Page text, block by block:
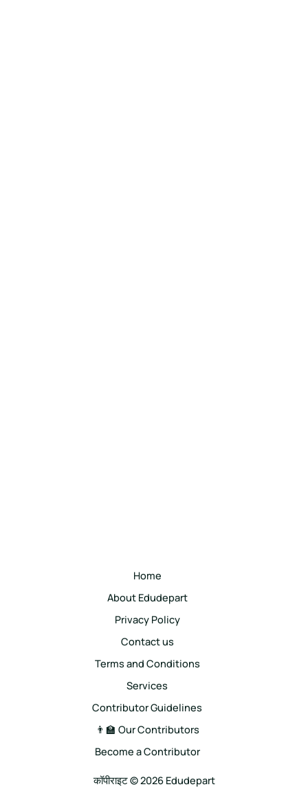
Home
About Edudepart
Privacy Policy
Contact us
Terms and Conditions
Services
Contributor Guidelines
👨‍🏫 Our Contributors
Become a Contributor
कॉपीराइट © 2026 Edudepart